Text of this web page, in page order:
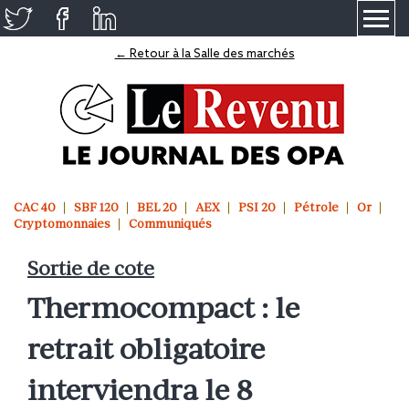
← Retour à la Salle des marchés
CAC 40 SBF 120 BEL 20 AEX PSI 20 Pétrole
Or
Cryptomonnaies
Communiqués
Sortie de cote
Thermocompact : le
retrait obligatoire
interviendra le 8